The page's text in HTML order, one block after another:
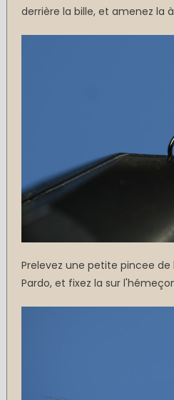
derrière la bille, et amenez la
Prelevez une petite pincee
Pardo, et fixez la sur